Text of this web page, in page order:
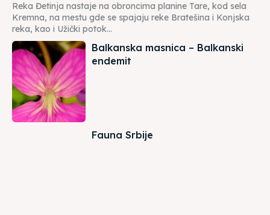
Reka Đetinja nastaje na obroncima planine Tare, kod sela
Kremna, na mestu gde se spajaju reke Bratešina i Konjska
reka, kao i Užički potok...
Balkanska masnica – Balkanski
endemit
Fauna Srbije